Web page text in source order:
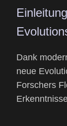
Dank
neue
Forschers